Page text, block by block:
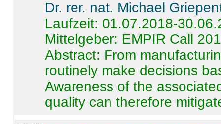
Dr. rer. nat. Michael
Laufzeit: 01.07.2018-
Mittelgeber: EMPIR Call
Abstract: From
routinely make decisions
Awareness of the
quality can therefore